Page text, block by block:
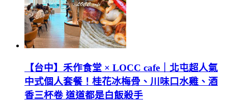
【台中】禾作食堂 × LOCC cafe｜北屯超人氣
中式個人套餐！桂花冰梅骨、川味口水雞、酒
香三杯卷 道道都是白飯殺手